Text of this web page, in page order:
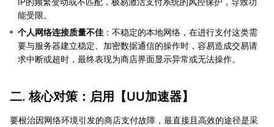
能受限。
个人网络连接质量不佳 ：不稳定的本地网络，在进行支付这类需
要与服务器建立稳定、加密数据通信的操作时，容易造成交易请
求中断或超时，最终表现为商店界面显示异常或无法操作。
二. 核心对策：启用【UU加速器】
要根治因网络环境引发的商店支付故障，最直接且高效的途径是采